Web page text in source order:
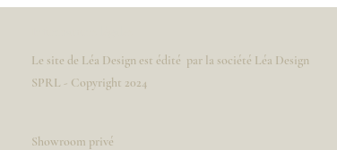
Le site de Léa Design est édité par la société Léa Design
SPRL - Copyright 2024
Showroom privé